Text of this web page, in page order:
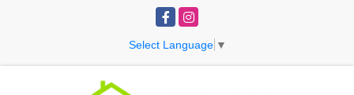
FacebookInstagram
Select Language ▼